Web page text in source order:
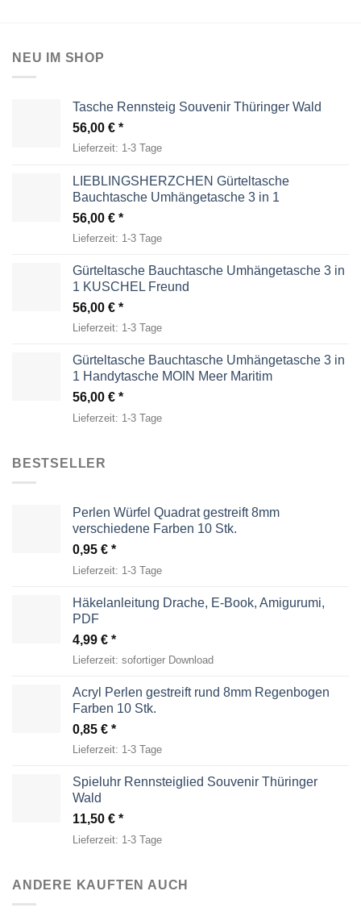
NEU IM SHOP
Tasche Rennsteig Souvenir Thüringer Wald
56,00 €
Lieferzeit: 1-3 Tage
LIEBLINGSHERZCHEN Gürteltasche
Bauchtasche Umhängetasche 3 in 1
56,00 €
Lieferzeit: 1-3 Tage
Gürteltasche Bauchtasche Umhängetasche 3 in
1 KUSCHEL Freund
56,00 €
Lieferzeit: 1-3 Tage
Gürteltasche Bauchtasche Umhängetasche 3 in
1 Handytasche MOIN Meer Maritim
56,00 €
Lieferzeit: 1-3 Tage
BESTSELLER
Perlen Würfel Quadrat gestreift 8mm
verschiedene Farben 10 Stk.
0,95 €
Lieferzeit: 1-3 Tage
Häkelanleitung Drache, E-Book, Amigurumi,
PDF
4,99 €
Lieferzeit: sofortiger Download
Acryl Perlen gestreift rund 8mm Regenbogen
Farben 10 Stk.
0,85 €
Lieferzeit: 1-3 Tage
Spieluhr Rennsteiglied Souvenir Thüringer
Wald
11,50 €
Lieferzeit: 1-3 Tage
ANDERE KAUFTEN AUCH